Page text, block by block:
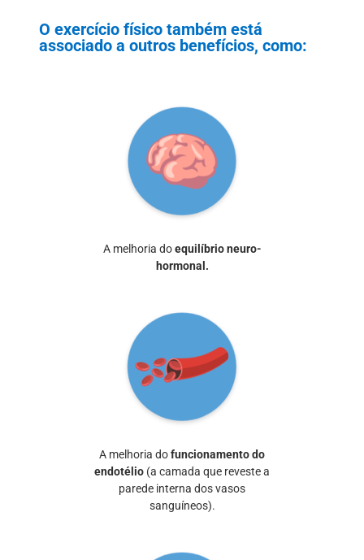
O exercício físico também está
associado a outros benefícios, como:
A melhoria doequilíbrio neuro-
hormonal.
A melhoria dofuncionamento do
endotélio (a camada que reveste a
parede interna dos vasos
sanguíneos).